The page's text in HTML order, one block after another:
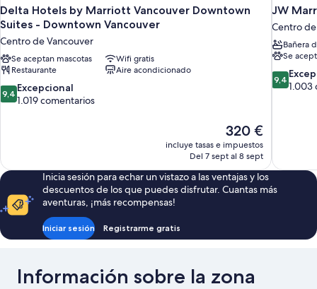
Delta Hotels by Marriott Vancouver Downtown
Suites - Downtown Vancouver
Centro de Vancouver
Se aceptan mascotas
Wifi gratis
Restaurante
Aire acondicionado
9.4
sobre
9,4 Excepcional
1.019 comentarios
El
precio
actual
de
320 €
320 €
incluye tasas e impuestos
Del 7 sept al 8 sept
JW
Centro
Bañera
Se
9.4
sobre
9,4
1.003
Inicia sesión para echar un vistazo a las ventajas y los
descuentos de los que puedes disfrutar. Cuantas más
aventuras, ¡más recompensas!
Iniciar sesión Registrarme gratis
Información sobre la zona